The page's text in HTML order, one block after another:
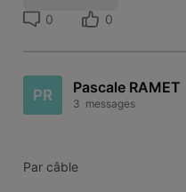
0 0
PR Pascale RAMET
3 messages
Par câble